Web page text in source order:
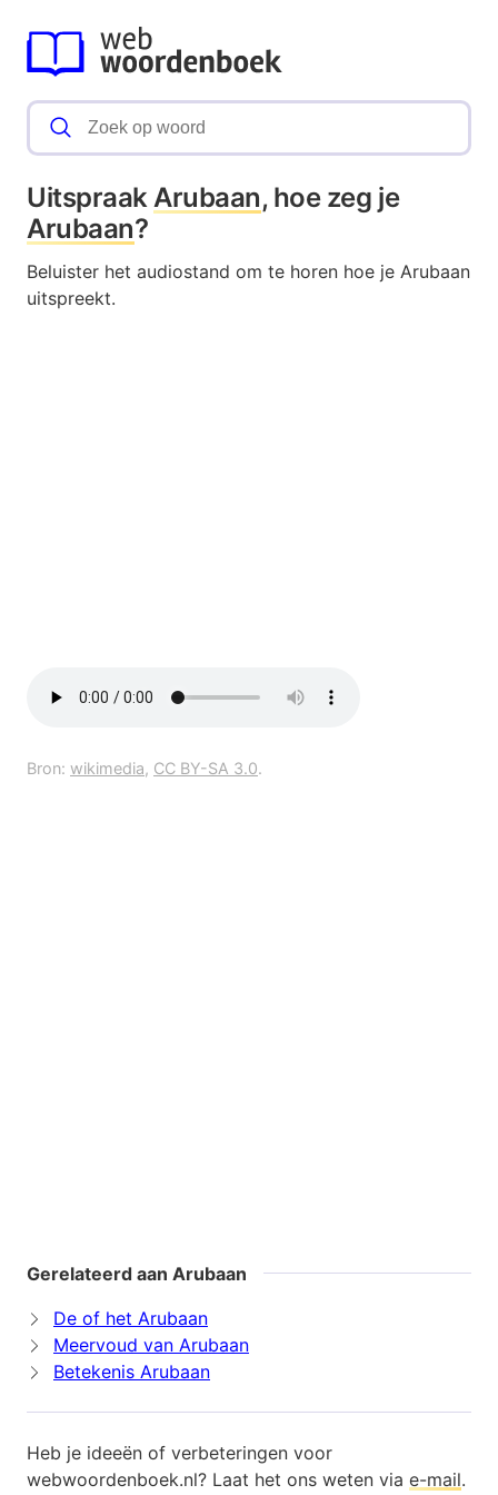
UitspraakArubaan, hoe zeg je
Arubaan?
Beluister het audiostand om te horen hoe je Arubaan
uitspreekt.
Bron: wikimedia, CC BY-SA 3.0.
Gerelateerd aan Arubaan
De of het Arubaan
Meervoud van Arubaan
Betekenis Arubaan
Heb je ideeën of verbeteringen voor
webwoordenboek.nl? Laat het ons weten via e-mail.